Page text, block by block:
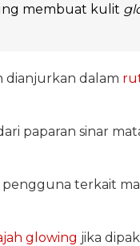
membuat kulit
dianjurkan dalam
paparan sinar
terkait
glowing jika